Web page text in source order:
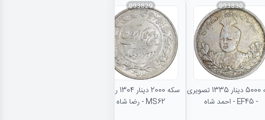
093830
سکه 5000 دینار 1335 تصویری
- EF45 - احمد شاه
093829
سکه 2000 دینار 1304 رایج -
MS62 - رضا شاه